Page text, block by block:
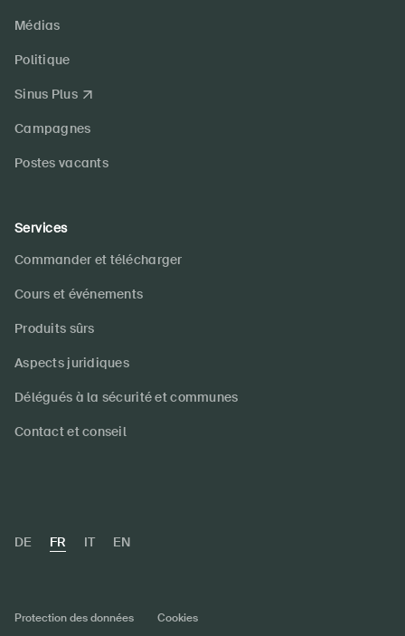
Médias
Politique
Sinus Plus
Campagnes
Postes vacants
Services
Commander et télécharger
Cours et événements
Produits sûrs
Aspects juridiques
Délégués à la sécurité et communes
Contact et conseil
DE FR IT EN
Protection des données
Cookies